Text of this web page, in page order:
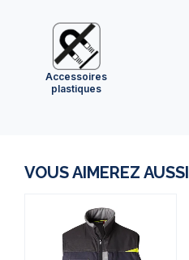
Accessoires
plastiques
VOUS AIMEREZ AUSSI